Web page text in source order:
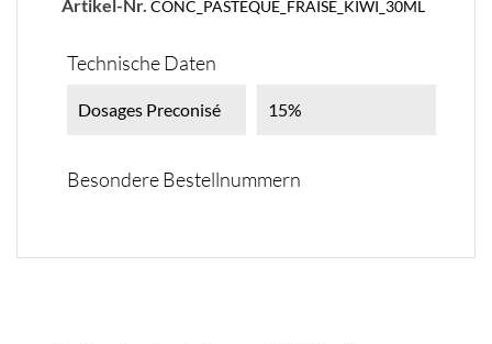
Artikel-Nr. CONC_PASTEQUE_FRAISE_KIWI_30ML
Technische Daten
Dosages Preconisé 15%
Besondere Bestellnummern